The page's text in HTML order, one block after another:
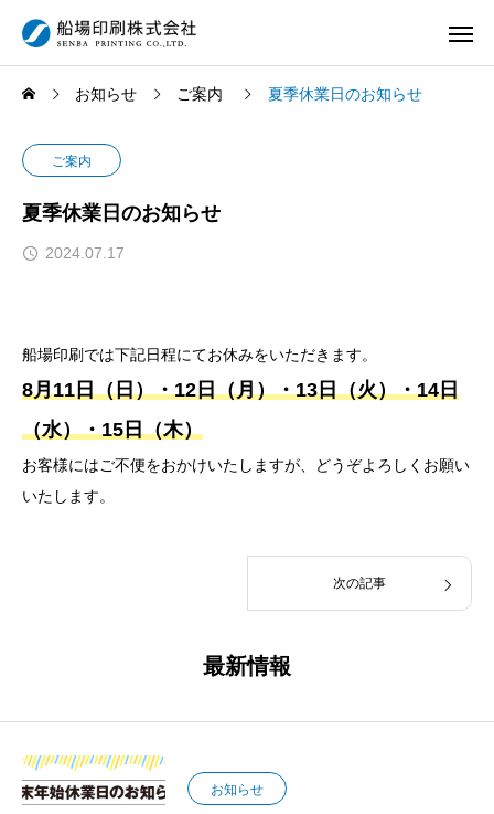
お知らせ ご案内 夏季休業日のお知らせ
ご案内
夏季休業日のお知らせ
2024.07.17
船場印刷では下記日程にてお休みをいただきます。
8月11日（日）・12日（月）・13日（火）・14日
（水）・15日（木）
お客様にはご不便をおかけいたしますが、どうぞよろしくお願い
いたします。
次の記事
最新情報
お知らせ